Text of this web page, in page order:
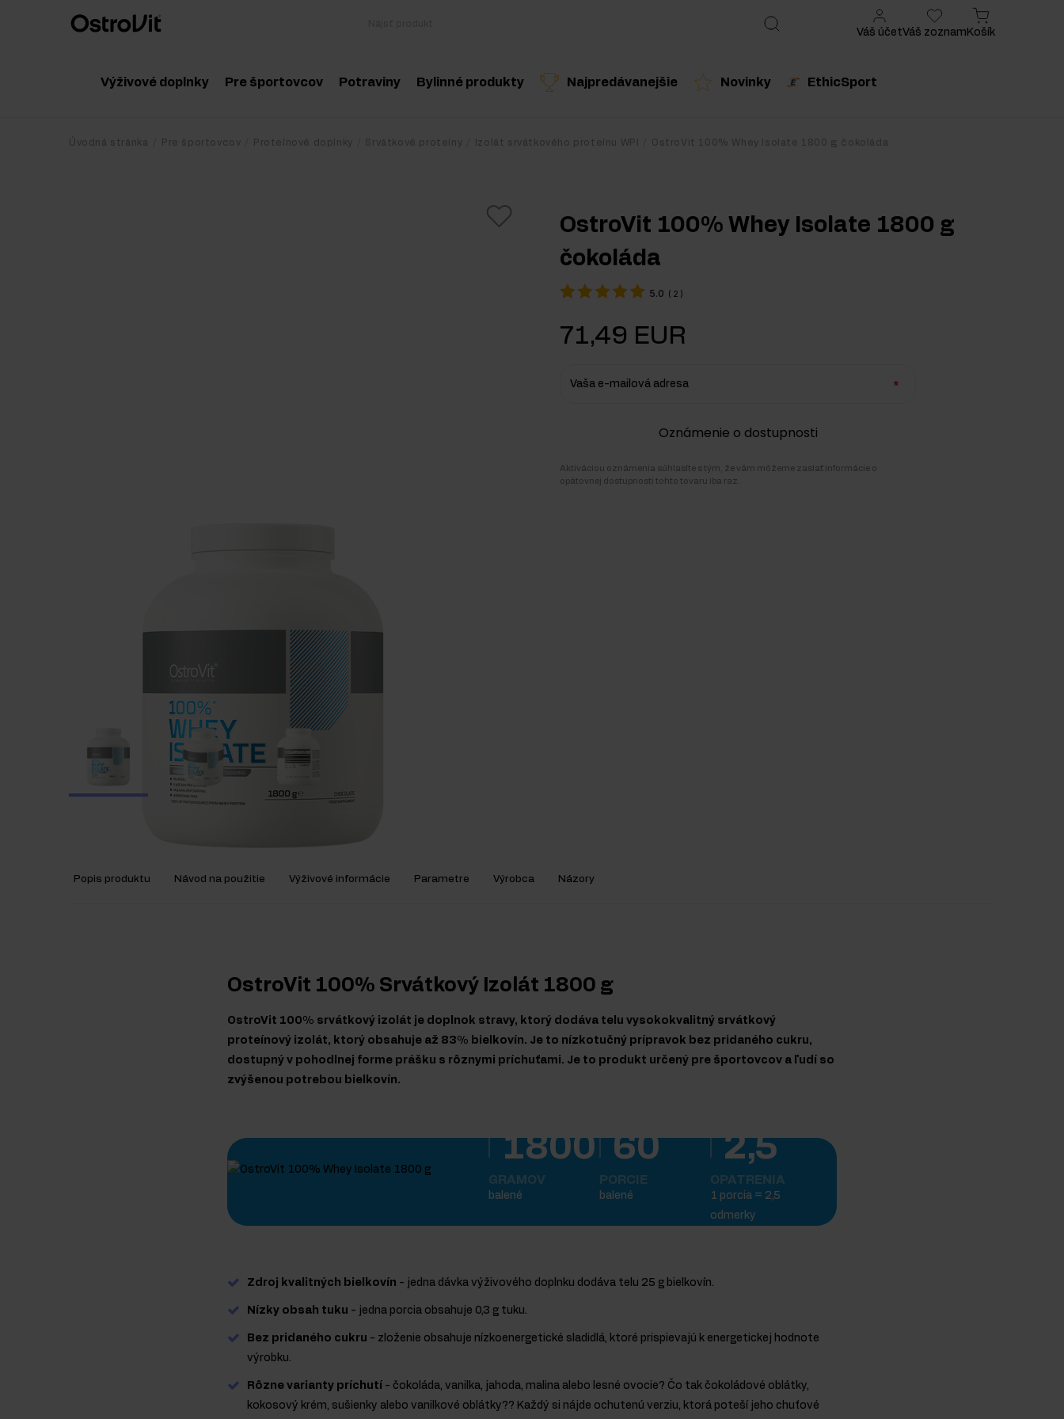
Výživové doplnky
Odporúčaný produkt
Pre športovcov
Odporúčaný produkt
Potraviny
Odporúčaný produkt
Bylinné produkty
Odporúčaný produkt
Najpredávanejšie Novinky EthicSport
Váš účetVáš zoznam Košík
Úvodná stránka Pre športovcov Proteínové doplnky Srvátkové proteíny Izolát srvátkového proteínu WPI OstroVit 100% Whey Isolate 1800 g čokoláda
OstroVit 100% Whey Isolate 1800 g
čokoláda
5.0 ( 2 )
71,49 EUR
Vaša e-mailová adresa
Oznámenie o dostupnosti
Aktiváciou oznámenia súhlasíte s tým, že vám môžeme zaslať informácie o
opätovnej dostupnosti tohto tovaru iba raz.
Popis produktu Návod na použitie Výživové informácie Parametre Výrobca Názory
OstroVit 100% Srvátkový Izolát 1800 g
OstroVit 100% srvátkový izolát je doplnok stravy, ktorý dodáva telu vysokokvalitný srvátkový
proteínový izolát, ktorý obsahuje až 83% bielkovín. Je to nízkotučný prípravok bez pridaného cukru,
dostupný v pohodlnej forme prášku s rôznymi príchuťami. Je to produkt určený pre športovcov a ľudí so
zvýšenou potrebou bielkovín.
1800
GRAMOV
balené
60
PORCIE
balené
2,5
OPATRENIA
1 porcia = 2,5
odmerky
Zdroj kvalitných bielkovín - jedna dávka výživového doplnku dodáva telu 25 g bielkovín.
Nízky obsah tuku - jedna porcia obsahuje 0,3 g tuku.
Bez pridaného cukru - zloženie obsahuje nízkoenergetické sladidlá, ktoré prispievajú k energetickej hodnote
výrobku.
Rôzne varianty príchutí - čokoláda, vanilka, jahoda, malina alebo lesné ovocie? Čo tak čokoládové oblátky,
kokosový krém, sušienky alebo vanilkové oblátky?? Každý si nájde ochutenú verziu, ktorá poteší jeho chuťové